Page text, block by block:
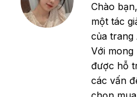
Chào
một tác
của trang
Với
được hỗ
các vấn